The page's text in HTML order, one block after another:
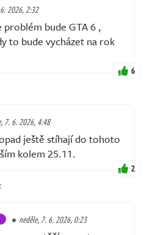
2026, 2:32
bude GTA 6 ,
to bude vycházet na rok
6
7. 6. 2026, 4:48
ještě stíhají do tohoto
kolem 25.11.
2
neděle, 7. 6. 2026, 0:23